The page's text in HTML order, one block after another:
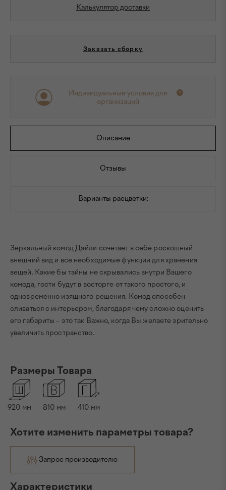
Калькулятор доставки
Заказать сборку
Индивидуальные условия для
организаций
Описание
Отзывы
Варианты расцветки:
Зеркальный комод Дэйли сочетает в себе роскошный
внешний вид и все необходимые функции для хранения
вещей. Какие бы тайны не скрывались внутри Вашего
комода, гости будут в восторге от такого простого, и
одновременно изящного решения. Комод способен
сливаться с интерьером, благодаря чему сложно оценить
его габариты – это так Важно, когда Вы желаете зрительно
увеличить пространство.
Размеры Товара
920 мм 810 мм 410 мм
Хотите изменить параметры товара?
Запрос производителю
Характеристики